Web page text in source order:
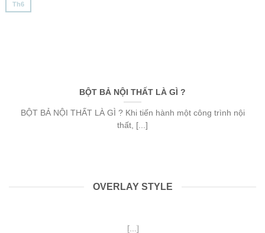
BỘT BẢ NỘI THẤT LÀ GÌ ?
BỘT BẢ NỘI THẤT LÀ GÌ ? Khi tiến hành một công trình nội
thất, [...]
Th6
OVERLAY STYLE
[...]